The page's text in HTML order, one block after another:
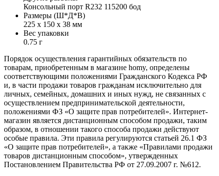
Консольный порт R232 115200 бод
Размеры (Ш*Д*В)
225 x 150 x 38 мм
Вес упаковки
0.75 г
Порядок осуществления гарантийных обязательств по
товарам, приобретенным в магазине homy, определены
соответствующими положениями Гражданского Кодекса РФ
и, в части продажи товаров гражданам исключительно для
личных, семейных, домашних и иных нужд, не связанных с
осуществлением предпринимательской деятельности,
положениями ФЗ «О защите прав потребителей». Интернет-
магазин является дистанционным способом продажи, таким
образом, в отношении такого способа продажи действуют
особые правила. Эти правила регулируются статьей 26.1 ФЗ
«О защите прав потребителей», а также «Правилами продажи
товаров дистанционным способом», утвержденных
Постановлением Правительства РФ от 27.09.2007 г. №612.